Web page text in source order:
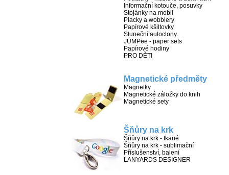
Informační kotouče, posuvky
Stojánky na mobil
Placky a wobblery
Papírové kšiltovky
Sluneční autoclony
JUMPee - paper sets
Papírové hodiny
PRO DĚTI
Magnetické předměty
Magnetky
Magnetické záložky do knih
Magnetické sety
Šňůry na krk
Šňůry na krk - tkané
Šňůry na krk - sublimační
Příslušenství, balení
LANYARDS DESIGNER